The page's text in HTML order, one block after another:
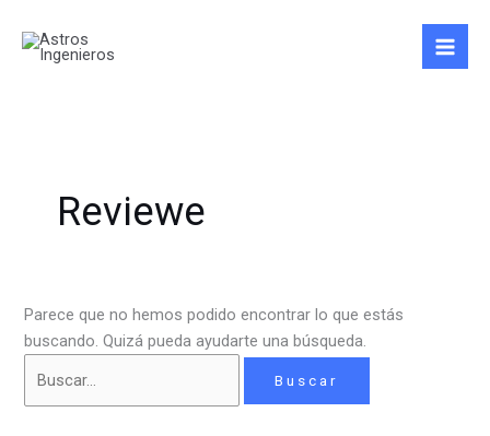
contenido
Reviewe
Parece que no hemos podido encontrar lo que estás
buscando. Quizá pueda ayudarte una búsqueda.
por: